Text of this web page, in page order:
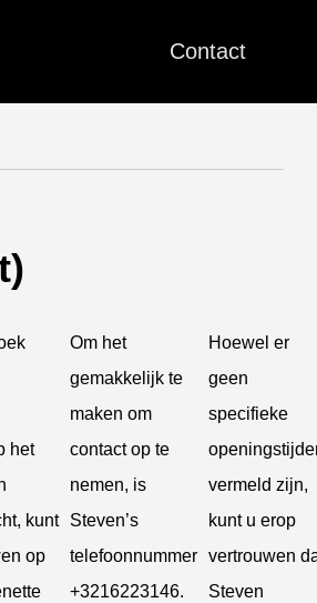
Contact
het
kunt
op
Om het
gemakkelijk te
maken om
contact op te
nemen, is
Steven’s
telefoonnummer
+3216223146.
Hoewel er
geen
specifieke
vermeld zijn,
kunt u erop
vertrouwen
Steven